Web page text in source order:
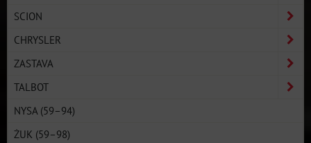
SCION
CHRYSLER
ZASTAVA
TALBOT
NYSA (59–94)
ŻUK (59–98)